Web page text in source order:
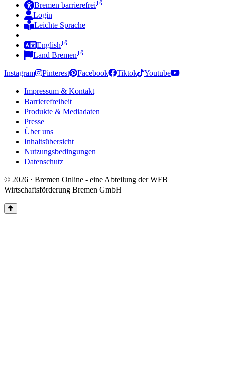
Bremen barrierefrei
Login
Leichte Sprache
English
Land Bremen
Instagram Pinterest Facebook Tiktok Youtube
Impressum & Kontakt
Barrierefreiheit
Produkte & Mediadaten
Presse
Über uns
Inhaltsübersicht
Nutzungsbedingungen
Datenschutz
© 2026 · Bremen Online - eine Abteilung der WFB
Wirtschaftsförderung Bremen GmbH